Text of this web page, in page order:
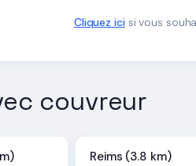
Cliquez icisi vous
couvreur
Reims (3.8 km)